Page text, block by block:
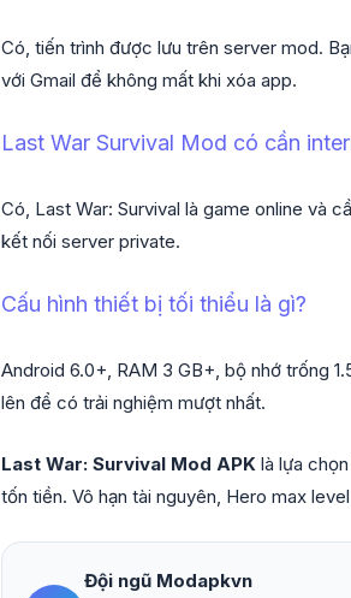
Có, tiến trình được lưu trên server mod.
với Gmail để không mất khi xóa app.
Last War Survival Mod có cần
Có, Last War: Survival là game online và
kết nối server private.
Cấu hình thiết bị tối thiểu là gì?
Android 6.0+, RAM 3 GB+, bộ nhớ trống
lên để có trải nghiệm mượt nhất.
Last War: Survival Mod APK là lựa
tốn tiền. Vô hạn tài nguyên, Hero max
Đội ngũ Modapkvn